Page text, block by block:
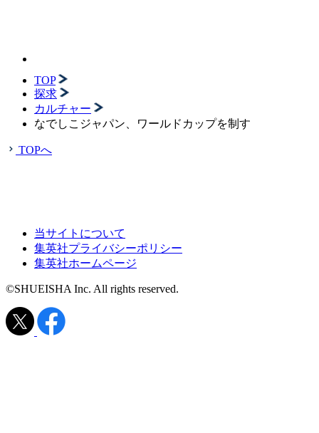
TOP
探求
カルチャー
なでしこジャパン、ワールドカップを制す
TOPへ
当サイトについて
集英社プライバシーポリシー
集英社ホームページ
©SHUEISHA Inc. All rights reserved.